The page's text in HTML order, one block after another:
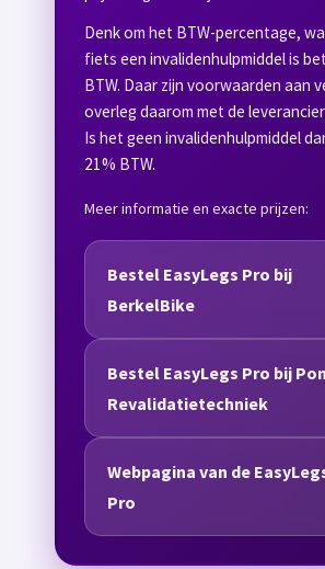
Denk om het BTW-percentage,
fiets een invalidenhulpmiddel is
BTW. Daar zijn voorwaarden aan
overleg daarom met de
Is het geen invalidenhulpmiddel
21% BTW.
Meer informatie en exacte prijzen:
Bestel EasyLegs Pro bij
BerkelBike
Bestel EasyLegs Pro bij
Revalidatietechniek
Webpagina van de
Pro